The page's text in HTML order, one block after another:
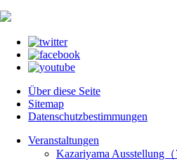
Über diese Seite
Sitemap
Datenschutzbestimmungen
Veranstaltungen
Kazariyama Ausstellung（